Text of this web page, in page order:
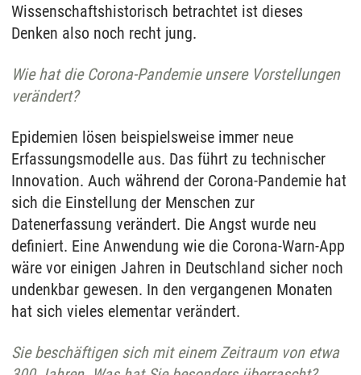
Wissenschaftshistorisch betrachtet ist dieses
Denken also noch recht jung.
Wie hat die Corona-Pandemie unsere Vorstellungen
verändert?
Epidemien lösen beispielsweise immer neue
Erfassungsmodelle aus. Das führt zu technischer
Innovation. Auch während der Corona-Pandemie hat
sich die Einstellung der Menschen zur
Datenerfassung verändert. Die Angst wurde neu
definiert. Eine Anwendung wie die Corona-Warn-App
wäre vor einigen Jahren in Deutschland sicher noch
undenkbar gewesen. In den vergangenen Monaten
hat sich vieles elementar verändert.
Sie beschäftigen sich mit einem Zeitraum von etwa